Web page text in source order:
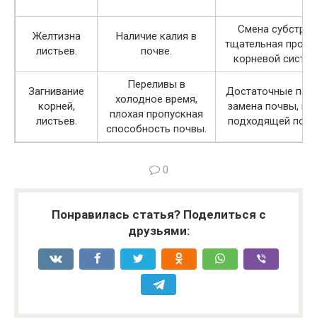
Желтизна
листьев.
Наличие калия в
почве.
Смена
тщательная
корневой
Загнивание
корней,
листьев.
Переливы в
холодное время,
плохая пропускная
способность почвы.
Достаточные
замена почвы,
подходящей
0
Понравилась статья? Поделиться с
друзьями: